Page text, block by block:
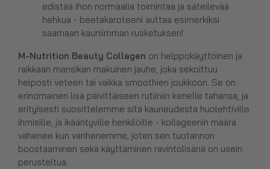
edistää ihon normaalia toimintaa ja säteilevää
hehkua - beetakaroteeni auttaa esimerkiksi
saamaan kauniimman rusketuksen!
M-Nutrition Beauty Collagen on helppokäyttöinen ja
raikkaan mansikan makuinen jauhe, joka sekoittuu
helposti veteen tai vaikka smoothien joukkoon. Se on
erinomainen lisä päivittäiseen rutiiniin kenelle tahansa, ja
erityisesti suosittelemme sitä kauneudesta huolehtiville
ihmisille, ja ikääntyville henkilöille - kollageenin määrä
vähenee kun vanhenemme, joten sen tuotannon
boostaaminen sekä käyttäminen ravintolisänä on usein
perusteltua.